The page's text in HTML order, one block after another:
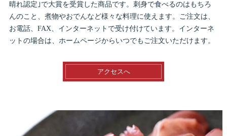
晴れ認定｣で大賞を受賞した商品です。刺身で食べるのはもちろ
んのこと、煮物やおでんなど様々な料理に使えます。ご注文は、
お電話、FAX、インターネットで受け付けています。インターネ
ットの場合は、ホームページからいつでもご注文いただけます。
アクセスへ